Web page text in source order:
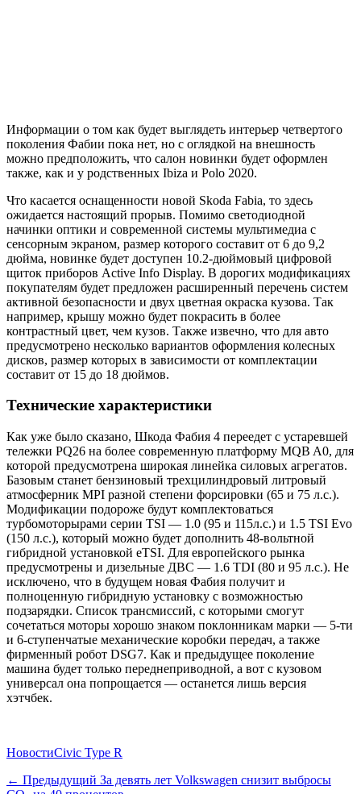
Информации о том как будет выглядеть интерьер четвертого
поколения Фабии пока нет, но с оглядкой на внешность
можно предположить, что салон новинки будет оформлен
также, как и у родственных Ibiza и Polo 2020.
Что касается оснащенности новой Skoda Fabia, то здесь
ожидается настоящий прорыв. Помимо светодиодной
начинки оптики и современной системы мультимедиа с
сенсорным экраном, размер которого составит от 6 до 9,2
дюйма, новинке будет доступен 10.2-дюймовый цифровой
щиток приборов Active Info Display. В дорогих модификациях
покупателям будет предложен расширенный перечень систем
активной безопасности и двух цветная окраска кузова. Так
например, крышу можно будет покрасить в более
контрастный цвет, чем кузов. Также извечно, что для авто
предусмотрено несколько вариантов оформления колесных
дисков, размер которых в зависимости от комплектации
составит от 15 до 18 дюймов.
Технические характеристики
Как уже было сказано, Шкода Фабия 4 переедет с устаревшей
тележки PQ26 на более современную платформу MQB A0, для
которой предусмотрена широкая линейка силовых агрегатов.
Базовым станет бензиновый трехцилиндровый литровый
атмосферник MPI разной степени форсировки (65 и 75 л.с.).
Модификации подороже будут комплектоваться
турбомоторырами серии TSI — 1.0 (95 и 115л.с.) и 1.5 TSI Evo
(150 л.с.), который можно будет дополнить 48-вольтной
гибридной установкой eTSI. Для европейского рынка
предусмотрены и дизельные ДВС — 1.6 TDI (80 и 95 л.с.). Не
исключено, что в будущем новая Фабия получит и
полноценную гибридную установку с возможностью
подзарядки. Список трансмиссий, с которыми смогут
сочетаться моторы хорошо знаком поклонникам марки — 5-ти
и 6-ступенчатые механические коробки передач, а также
фирменный робот DSG7. Как и предыдущее поколение
машина будет только переднеприводной, а вот с кузовом
универсал она попрощается — останется лишь версия
хэтчбек.
Категории
НовостиТеги
Civic Type R
Навигация
← Предыдущий Предыдущий
За девять лет Volkswagen снизит выбросы